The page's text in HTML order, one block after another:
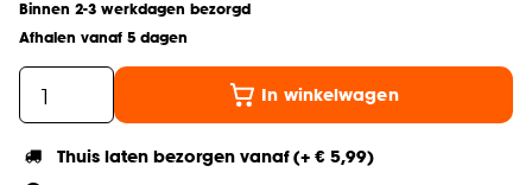
Binnen 2-3 werkdagen bezorgd
Afhalen vanaf 5 dagen
In winkelwagen
Thuis laten bezorgen vanaf (+ € 5,99)